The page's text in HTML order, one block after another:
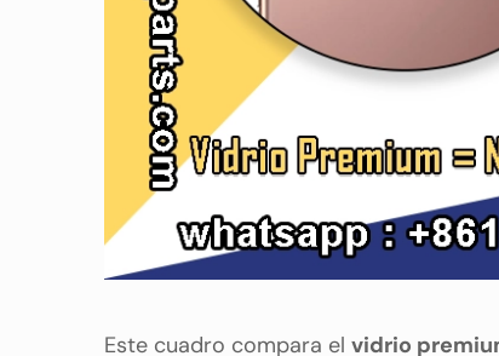
Este cuadro compara el vidrio